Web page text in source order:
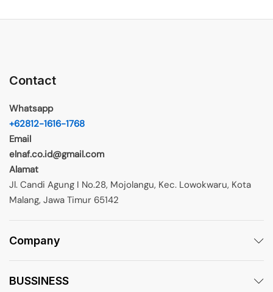
Contact
Whatsapp
+62812-1616-1768
Email
elnaf.co.id@gmail.com
Alamat
Jl. Candi Agung I No.28, Mojolangu, Kec. Lowokwaru, Kota
Malang, Jawa Timur 65142
Company
BUSSINESS